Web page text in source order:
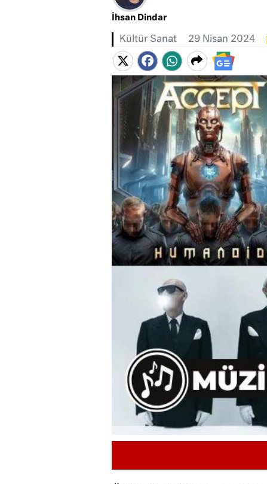
İhsan Dindar
Kültür Sanat 29 Nisan 2024